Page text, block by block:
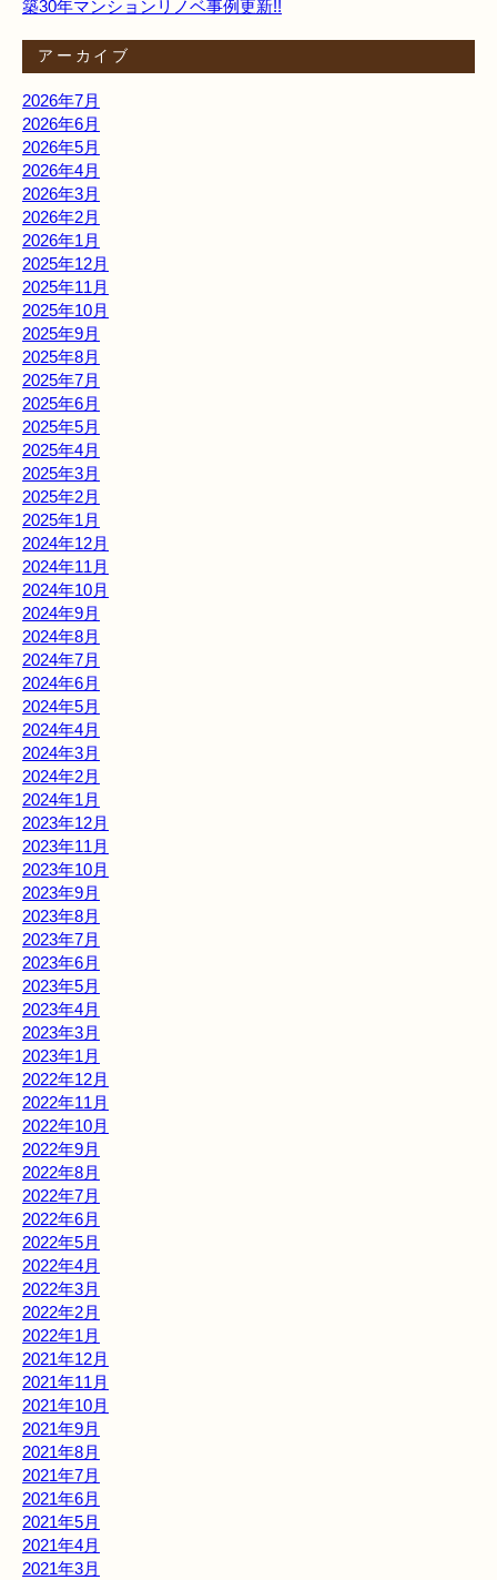
築30年マンションリノベ事例更新!!
アーカイブ
2026年7月
2026年6月
2026年5月
2026年4月
2026年3月
2026年2月
2026年1月
2025年12月
2025年11月
2025年10月
2025年9月
2025年8月
2025年7月
2025年6月
2025年5月
2025年4月
2025年3月
2025年2月
2025年1月
2024年12月
2024年11月
2024年10月
2024年9月
2024年8月
2024年7月
2024年6月
2024年5月
2024年4月
2024年3月
2024年2月
2024年1月
2023年12月
2023年11月
2023年10月
2023年9月
2023年8月
2023年7月
2023年6月
2023年5月
2023年4月
2023年3月
2023年1月
2022年12月
2022年11月
2022年10月
2022年9月
2022年8月
2022年7月
2022年6月
2022年5月
2022年4月
2022年3月
2022年2月
2022年1月
2021年12月
2021年11月
2021年10月
2021年9月
2021年8月
2021年7月
2021年6月
2021年5月
2021年4月
2021年3月